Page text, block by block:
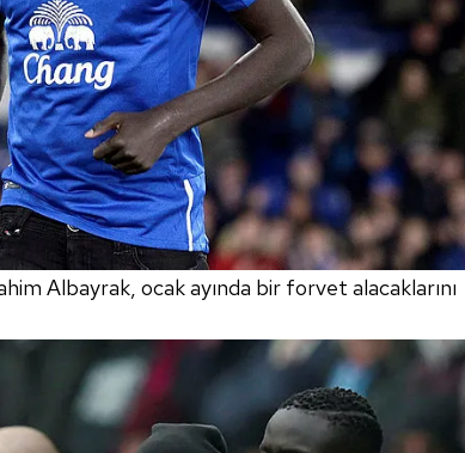
Albayrak, ocak ayında bir forvet alacaklarını